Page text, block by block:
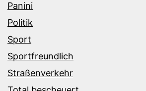
Panini
Politik
Sport
Sportfreundlich
Straßenverkehr